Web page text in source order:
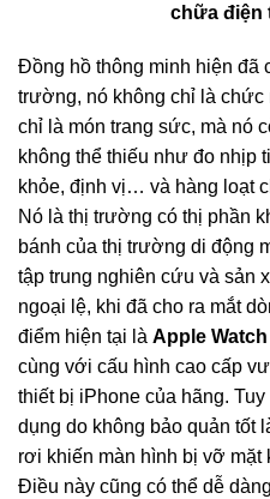
chữa điện
Đồng hồ thông minh hiện đã
trường, nó không chỉ là chức
chỉ là món trang sức, mà nó
không thể thiếu như đo nhịp
khỏe, định vị… và hàng loạt
Nó là thị trường có thị phần
bánh của thị trường di động
tập trung nghiên cứu và sản
ngoại lệ, khi đã cho ra mắt
điểm hiện tại là Apple
cùng với cấu hình cao cấp
thiết bị iPhone của hãng.
dụng do không bảo quản tốt
rơi khiến màn hình bị vỡ
Điều này cũng có thể dễ